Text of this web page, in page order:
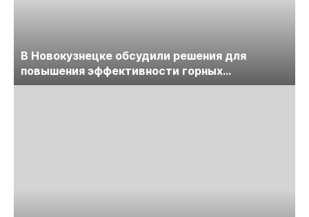
В Новокузнецке обсудили решения для
повышения эффективности горных
предприятий